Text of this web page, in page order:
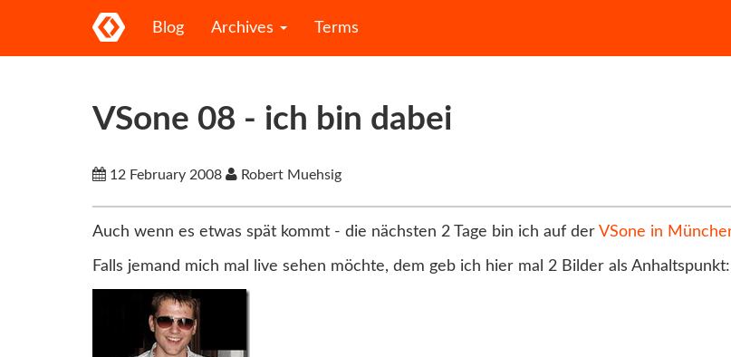
Blog Archives Terms
VSone 08 - ich bin dabei
12 February 2008 Robert Muehsig
Auch wenn es etwas spät kommt - die nächsten 2 Tage bin ich auf der VSone in
Falls jemand mich mal live sehen möchte, dem geb ich hier mal 2 Bilder als Anhaltspunkt: